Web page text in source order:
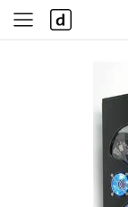
사
이
다
나
와